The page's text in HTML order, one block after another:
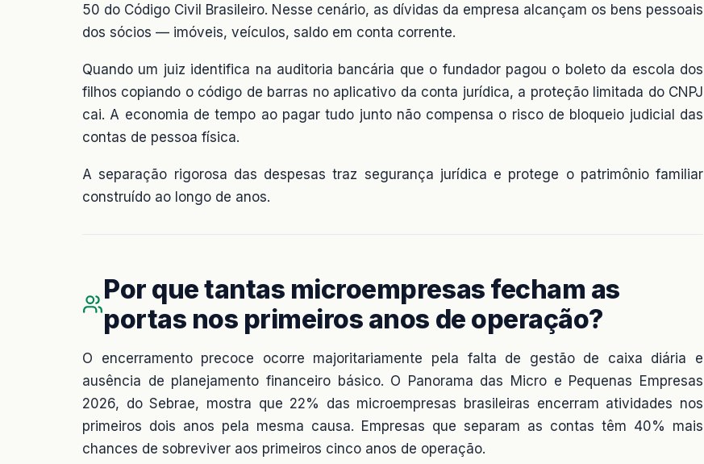
50 do Código Civil Brasileiro. Nesse cenário, as dívidas da empresa alcançam os bens pessoais
dos sócios — imóveis, veículos, saldo em conta corrente.
Quando um juiz identifica na auditoria bancária que o fundador pagou o boleto da escola dos
filhos copiando o código de barras no aplicativo da conta jurídica, a proteção limitada do CNPJ
cai. A economia de tempo ao pagar tudo junto não compensa o risco de bloqueio judicial das
contas de pessoa física.
A separação rigorosa das despesas traz segurança jurídica e protege o patrimônio familiar
construído ao longo de anos.
Por que tantas microempresas fecham as
portas nos primeiros anos de operação?
O encerramento precoce ocorre majoritariamente pela falta de gestão de caixa diária e
ausência de planejamento financeiro básico. O Panorama das Micro e Pequenas Empresas
2026, do Sebrae, mostra que 22% das microempresas brasileiras encerram atividades nos
primeiros dois anos pela mesma causa. Empresas que separam as contas têm 40% mais
chances de sobreviver aos primeiros cinco anos de operação.